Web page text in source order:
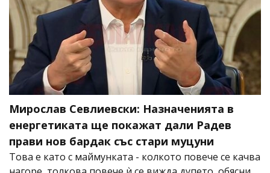
Мирослав Севлиевски: Назначенията в
енергетиката ще покажат дали Радев
прави нов бардак със стари муцуни
Това е като с маймунката - колкото повече се качва